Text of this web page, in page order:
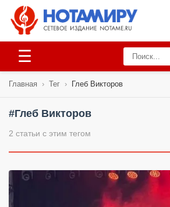
☰
Главная › Тег › Глеб Викторов
#Глеб Викторов
2 статьи с этим тегом